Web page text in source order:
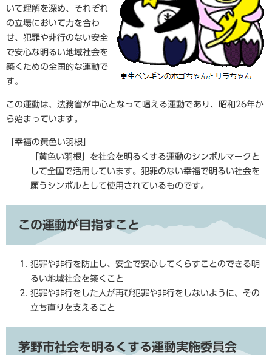
いて理解を深め、それぞれ
の立場において力を合わ
せ、犯罪や非行のない安全
で安心な明るい地域社会を
築くための全国的な運動で
す。
この運動は、法務省が中心となって唱える運動であり、昭和26年か
ら始まっています。
「幸福の黄色い羽根」
「黄色い羽根」を社会を明るくする運動のシンボルマークと
して全国で活用しています。犯罪のない幸福で明るい社会を
願うシンボルとして使用されているものです。
この運動が目指すこと
犯罪や非行を防止し、安全で安心してくらすことのできる明
るい地域社会を築くこと
犯罪や非行をした人が再び犯罪や非行をしないように、その
立ち直りを支えること
茅野市社会を明るくする運動実施委員会